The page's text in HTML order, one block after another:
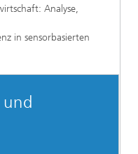
Analyse,
in sensorbasierten